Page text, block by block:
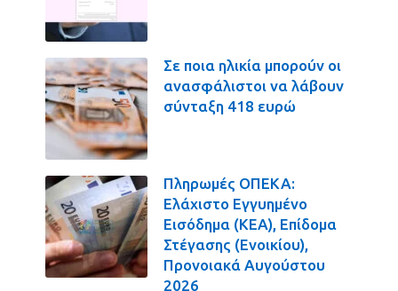
Σε ποια ηλικία μπορούν οι
ανασφάλιστοι να λάβουν
σύνταξη 418 ευρώ
Πληρωμές ΟΠΕΚΑ:
Ελάχιστο Εγγυημένο
Εισόδημα (ΚΕΑ), Επίδομα
Στέγασης (Ενοικίου),
Προνοιακά Αυγούστου
2026